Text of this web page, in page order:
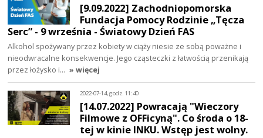
[9.09.2022] Zachodniopomorska
Fundacja Pomocy Rodzinie „Tęcza
Serc” - 9 września - Światowy Dzień FAS
Alkohol spożywany przez kobiety w ciąży niesie ze sobą poważne i
nieodwracalne konsekwencje. Jego cząsteczki z łatwością przenikają
przez łożysko i… » więcej
2022-07-14, godz. 11:40
[14.07.2022] Powracają "Wieczory
Filmowe z OFFicyną". Co środa o 18-
tej w kinie INKU. Wstęp jest wolny.